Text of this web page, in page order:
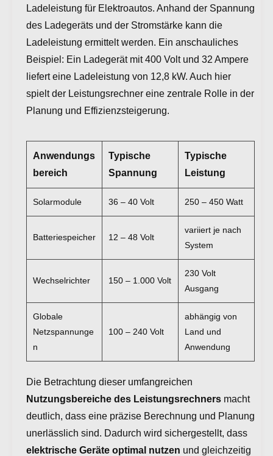
Ladeleistung für Elektroautos. Anhand der Spannung
des Ladegeräts und der Stromstärke kann die
Ladeleistung ermittelt werden. Ein anschauliches
Beispiel: Ein Ladegerät mit 400 Volt und 32 Ampere
liefert eine Ladeleistung von 12,8 kW. Auch hier
spielt der Leistungsrechner eine zentrale Rolle in der
Planung und Effizienzsteigerung.
Anwendungs
bereich
Typische
Spannung
Typische
Leistung
Solarmodule 36 – 40 Volt 250 – 450 Watt
Batteriespeicher 12 – 48 Volt
variiert je nach
System
Wechselrichter 150 – 1.000 Volt
230 Volt
Ausgang
Globale
Netzspannunge
n
100 – 240 Volt
abhängig von
Land und
Anwendung
Die Betrachtung dieser umfangreichen
Nutzungsbereiche des Leistungsrechners macht
deutlich, dass eine präzise Berechnung und Planung
unerlässlich sind. Dadurch wird sichergestellt, dass
elektrische Geräte optimal nutzen und gleichzeitig